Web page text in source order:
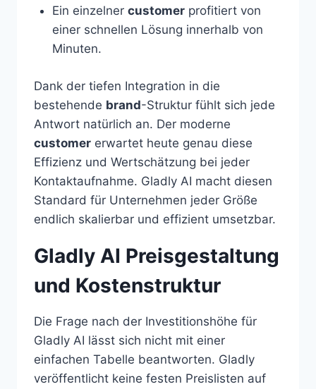
Ein einzelner customerprofitiert von
einer schnellen Lösung innerhalb von
Minuten.
Dank der tiefen Integration in die
bestehende brand-Struktur fühlt sich jede
Antwort natürlich an. Der moderne
customer erwartet heute genau diese
Effizienz und Wertschätzung bei jeder
Kontaktaufnahme. Gladly AI macht diesen
Standard für Unternehmen jeder Größe
endlich skalierbar und effizient umsetzbar.
Gladly AI Preisgestaltung
und Kostenstruktur
Die Frage nach der Investitionshöhe für
Gladly AI lässt sich nicht mit einer
einfachen Tabelle beantworten. Gladly
veröffentlicht keine festen Preislisten auf